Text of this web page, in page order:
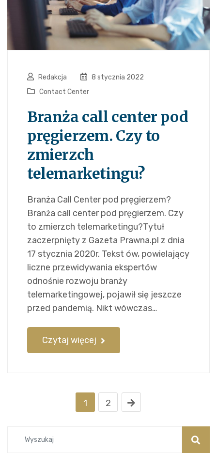
Redakcja
8 stycznia 2022
Contact Center
Branża call center pod
pręgierzem. Czy to
zmierzch
telemarketingu?
Branża Call Center pod pręgierzem?
Branża call center pod pręgierzem. Czy
to zmierzch telemarketingu?Tytuł
zaczerpnięty z Gazeta Prawna.pl z dnia
17 stycznia 2020r. Tekst ów, powielający
liczne przewidywania ekspertów
odnośnie rozwoju branży
telemarketingowej, pojawił się jeszcze
przed pandemią. Nikt wówczas…
Czytaj więcej
1 2